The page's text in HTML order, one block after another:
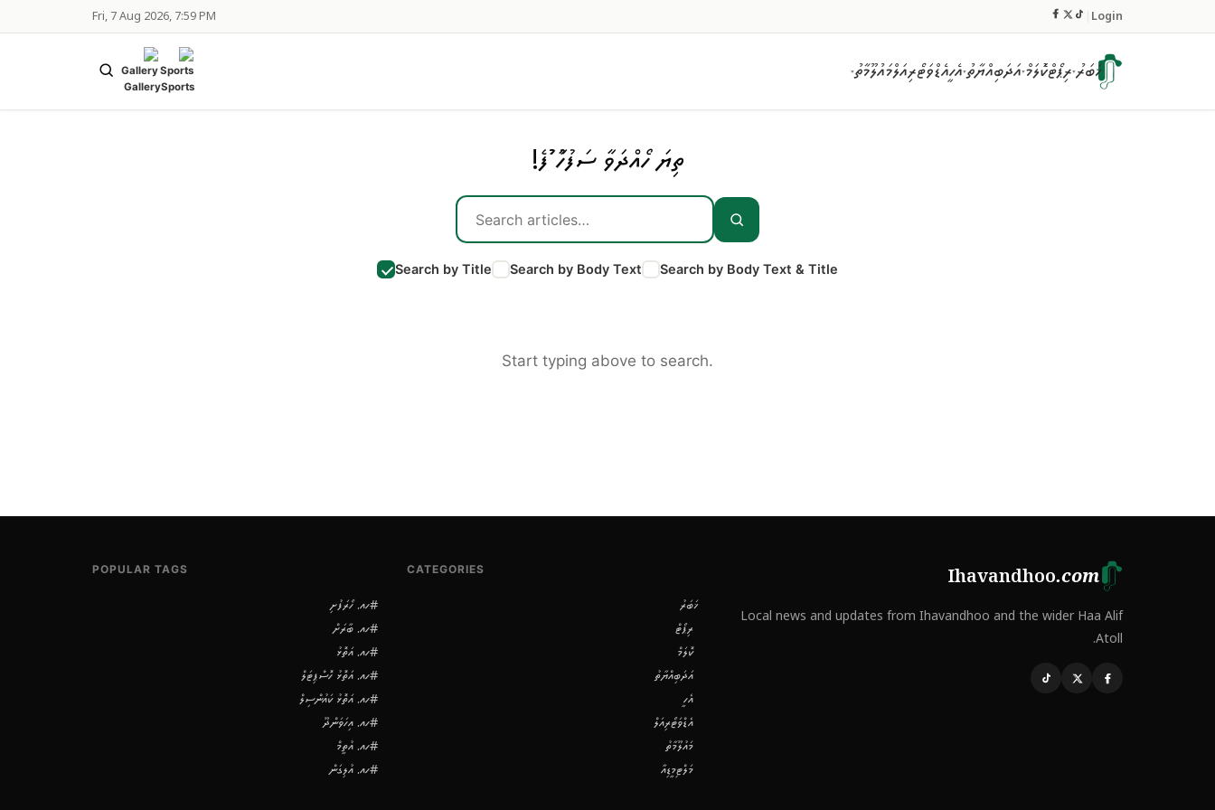
Fri, 7 Aug 2026, 7:59 PM Login
ޚަބަރު▾ރިޕޯޓްކޮލަމް▾އަދަބިއްޔާތު▾އެހީއެޑްވަޓޯރިއަލްމައުލޫމާތު▾
Sports
Gallery
ތިޔަ ހޯއްދަވާ ސަފުހާ ނުފެނުނު!
Search by Title Search by Body Text Search by Body Text & Title
Start typing above to search.
Ihavandhoo.com
Local news and updates from Ihavandhoo and the wider Haa Alif
Atoll.
CATEGORIES
ޚަބަރު
ރިޕޯޓް
ކޮލަމް
އަދަބިއްޔާތު
އެހީ
އެޑްވަޓޯރިއަލް
މައުލޫމާތު
މަލްޓިމީޑިއާ
POPULAR TAGS
#ހއ. ހޯރަފުށި
#ހއ. ބާރަށް
#ހއ. އަތޮޅު
#ހއ. އަތޮޅު ހޮސްޕިޓަލް
#ހއ. އަތޮޅު ކައުންސިލް
#ހއ. އިހަވަންދޫ
#ހއ. އުތީމް
#ހއ. އުލިގަން